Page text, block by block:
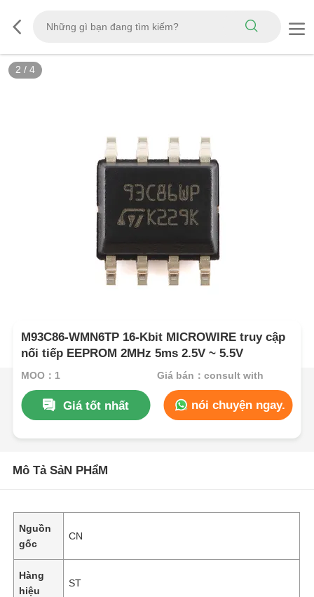
2 / 4
M93C86-WMN6TP 16-Kbit MICROWIRE truy cập
nối tiếp EEPROM 2MHz 5ms 2.5V ~ 5.5V
MOQ：1 Giá bán：consult with
Giá tốt nhất nói chuyện ngay.
Mô Tả SảN PHẩM
Nguồn
gốc
CN
Hàng
hiệu
ST